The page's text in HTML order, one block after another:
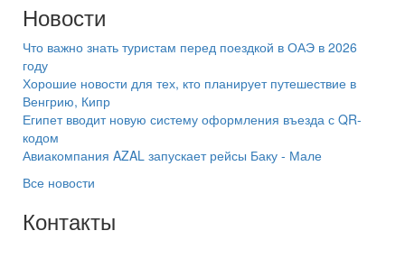
Новости
Что важно знать туристам перед поездкой в ОАЭ в 2026
году
Хорошие новости для тех, кто планирует путешествие в
Венгрию, Кипр
Египет вводит новую систему оформления въезда с QR-
кодом
Авиакомпания AZAL запускает рейсы Баку - Мале
Все новости
Контакты